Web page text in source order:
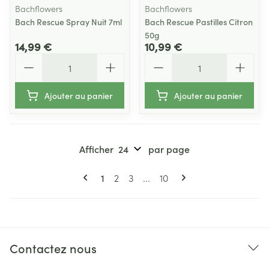
Bachflowers
Bach Rescue Spray Nuit 7ml
14,99 €
Ajouter au panier
Bachflowers
Bach Rescue Pastilles Citron
50g
10,99 €
Ajouter au panier
Pages
Vous lisez actuellement la page
1 Page
2 Page
3 ... Page
10
Afficher par page
Contactez nous